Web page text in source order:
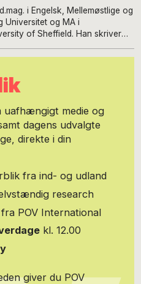
i Engelsk, Mellemøstlige og
Universitet og MA i
of Sheffield. Han skriver
er derudover
der udkom i 2023. Til daglig
mere på
uafhængigt medie og
dagens udvalgte
direkte i din
fra ind- og udland
research
POV International
kl. 12.00
giver du POV